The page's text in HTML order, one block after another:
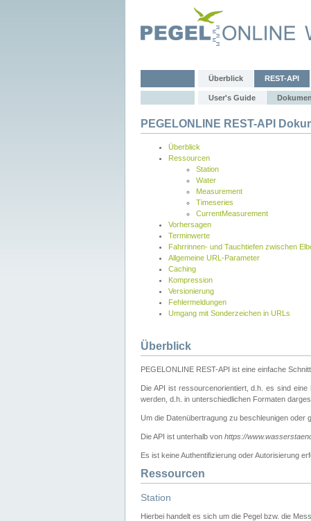
Überblick REST-API
User's Guide
PEGELONLINE REST-API
Überblick
Ressourcen
Station
Water
Measurement
Timeseries
CurrentMeasurement
Vorhersagen
Terminwerte
Fahrrinnen- und Tauchtiefen zwischen
Allgemeine URL-Parameter
Caching
Kompression
Versionierung
Fehlermeldungen
Umgang mit Sonderzeichen in URLs
Überblick
PEGELONLINE REST-API ist eine einfache
Die API ist ressourcenorientiert, d.h. es sind eine
werden, d.h. in unterschiedlichen Formaten
Um die Datenübertragung zu beschleunigen oder
Die API ist unterhalb von https://
Es ist keine Authentifizierung oder Autorisierung
Ressourcen
Station
Hierbei handelt es sich um die Pegel bzw. die